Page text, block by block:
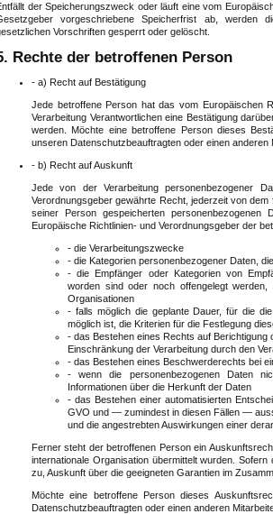
der Speicherungszweck oder läuft eine vom
vorgeschriebene Speicherfrist ab, werden
Vorschriften gesperrt oder gelöscht.
Rechte der betroffenen Person
- a) Recht auf Bestätigung
Jede betroffene Person hat das vom Europäischen
Verarbeitung Verantwortlichen eine Bestätigung
werden. Möchte eine betroffene Person dieses
unseren Datenschutzbeauftragten oder einen anderen
- b) Recht auf Auskunft
Jede von der Verarbeitung personenbezogener
Verordnungsgeber gewährte Recht, jederzeit von
seiner Person gespeicherten
Europäische Richtlinien- und Verordnungsgeber der
- die Verarbeitungszwecke
- die Kategorien personenbezogener Daten,
- die Empfänger oder Kategorien von
worden sind oder noch offengelegt
Organisationen
- falls möglich die geplante Dauer, für die
möglich ist, die Kriterien für die Festlegung
- das Bestehen eines Rechts auf
Einschränkung der Verarbeitung durch den
- das Bestehen eines Beschwerderechts bei
- wenn die personenbezogenen Daten
Informationen über die Herkunft der Daten
- das Bestehen einer automatisierten
GVO und — zumindest in diesen Fällen —
und die angestrebten Auswirkungen einer
Ferner steht der betroffenen Person ein
internationale Organisation übermittelt wurden.
zu, Auskunft über die geeigneten Garantien im
Möchte eine betroffene Person dieses
Datenschutzbeauftragten oder einen anderen